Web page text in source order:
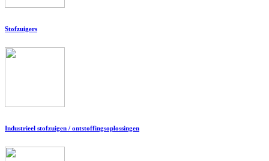
Stofzuigers
Industrieel stofzuigen / ontstoffingsoplossingen